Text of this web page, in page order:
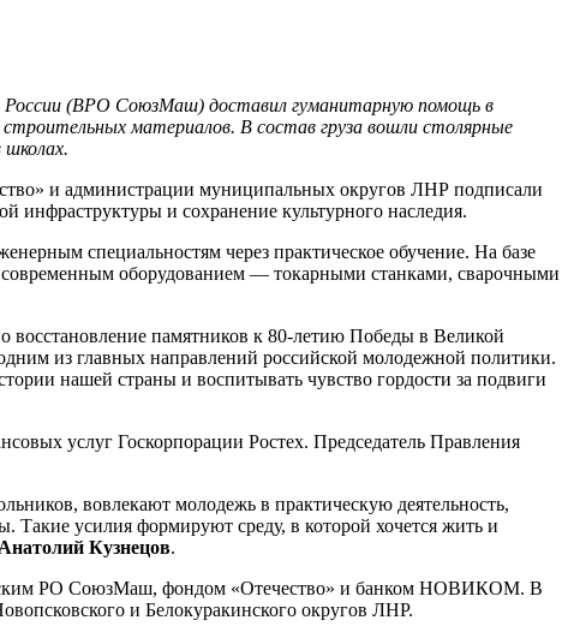
России (ВРО СоюзМаш) доставил гуманитарную помощь в
материалов. В состав груза вошли столярные
и администрации муниципальных округов ЛНР подписали
инфраструктуры и сохранение культурного наследия.
специальностям через практическое обучение. На базе
современным оборудованием — токарными станками, сварочными
восстановление памятников к 80-летию Победы в Великой
из главных направлений российской молодежной политики.
нашей страны и воспитывать чувство гордости за подвиги
услуг Госкорпорации Ростех. Председатель Правления
вовлекают молодежь в практическую деятельность,
Такие усилия формируют среду, в которой хочется жить и
Анатолий Кузнецов.
РО СоюзМаш, фондом «Отечество» и банком НОВИКОМ. В
и Белокуракинского округов ЛНР.